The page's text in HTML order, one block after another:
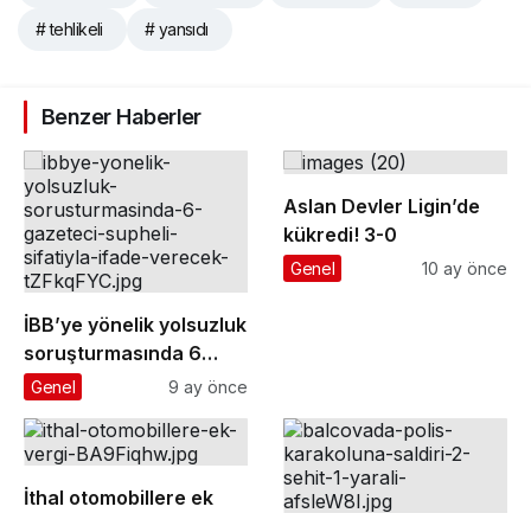
# tehlikeli # yansıdı
Benzer Haberler
İBB’ye yönelik yolsuzluk
soruşturmasında 6
gazeteci ’şüpheli’
Genel 9 ay önce
Aslan Devler Ligin’de
kükredi! 3-0
Genel 10 ay önce
İthal otomobillere ek